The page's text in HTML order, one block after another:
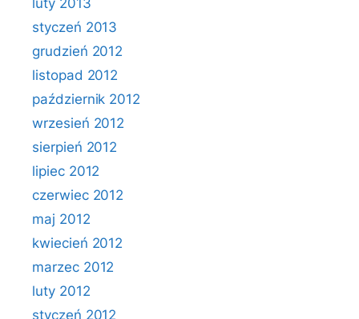
luty 2013
styczeń 2013
grudzień 2012
listopad 2012
październik 2012
wrzesień 2012
sierpień 2012
lipiec 2012
czerwiec 2012
maj 2012
kwiecień 2012
marzec 2012
luty 2012
styczeń 2012